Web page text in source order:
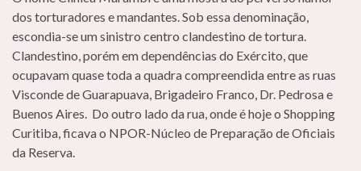
dos torturadores e mandantes. Sob essa denominação,
escondia-se um sinistro centro clandestino de tortura.
Clandestino, porém em dependências do Exército, que
ocupavam quase toda a quadra compreendida entre as ruas
Visconde de Guarapuava, Brigadeiro Franco, Dr. Pedrosa e
Buenos Aires. Do outro lado da rua, onde é hoje o Shopping
Curitiba, ficava o NPOR-Núcleo de Preparação de Oficiais
da Reserva.